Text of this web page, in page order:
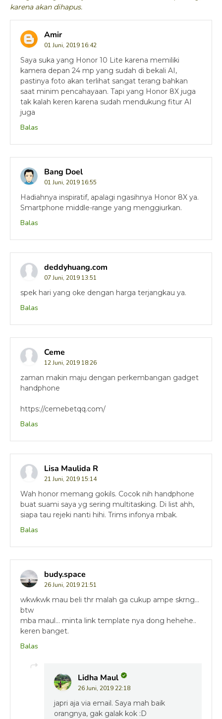
karena akan dihapus.
Amir
01 Juni, 2019 16:42
Saya suka yang Honor 10 Lite karena memiliki
kamera depan 24 mp yang sudah di bekali AI,
pastinya foto akan terlihat sangat terang bahkan
saat minim pencahayaan. Tapi yang Honor 8X juga
tak kalah keren karena sudah mendukung fitur AI
juga
Balas
Bang Doel
01 Juni, 2019 16:55
Hadiahnya inspiratif, apalagi ngasihnya Honor 8X ya.
Smartphone middle-range yang menggiurkan.
Balas
deddyhuang.com
07 Juni, 2019 13:51
spek hari yang oke dengan harga terjangkau ya.
Balas
Ceme
12 Juni, 2019 18:26
zaman makin maju dengan perkembangan gadget
handphone
https://cemebetqq.com/
Balas
Lisa Maulida R
21 Juni, 2019 15:14
Wah honor memang gokils. Cocok nih handphone
buat suami saya yg sering multitasking. Di list ahh,
siapa tau rejeki nanti hihi. Trims infonya mbak.
Balas
budy.space
26 Juni, 2019 21:51
wkwkwk mau beli thr malah ga cukup ampe skrng...
btw
mba maul... minta link template nya dong hehehe..
keren banget.
Balas
Lidha Maul
26 Juni, 2019 22:18
japri aja via email. Saya mah baik
orangnya, gak galak kok :D